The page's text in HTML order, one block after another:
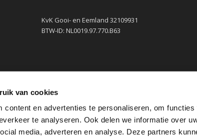
van cookies
content en advertenties te personaliseren, om
te analyseren. Ook delen we informatie over
media, adverteren en analyse. Deze partners
KvK Gooi- en Eemland 32109931
BTW-ID: NL0019.97.770.B63